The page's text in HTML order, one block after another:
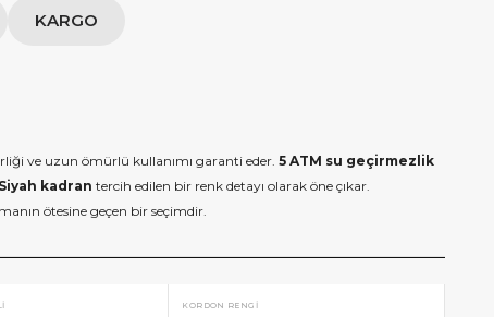
KARGO
ve uzun ömürlü kullanımı garanti eder. 5 ATM su geçirmezlik
Siyah kadran tercih edilen bir renk detayı olarak öne çıkar.
ötesine geçen bir seçimdir.
KORDON RENGI